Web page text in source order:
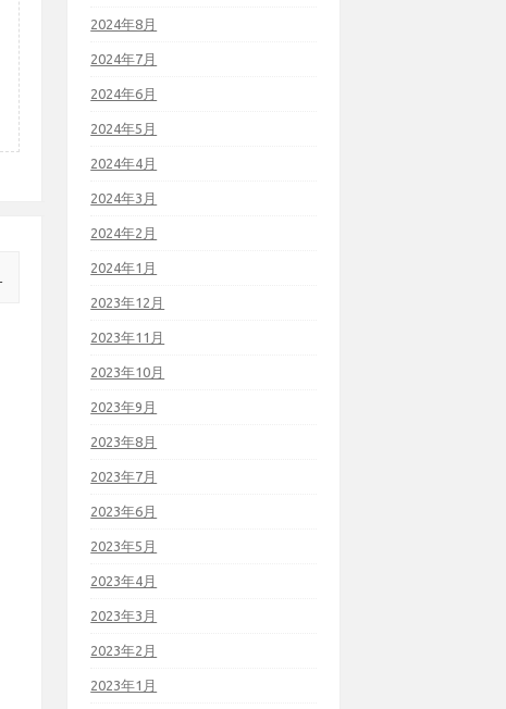
2024年8月
2024年7月
2024年6月
2024年5月
2024年4月
2024年3月
2024年2月
2024年1月
2023年12月
2023年11月
2023年10月
2023年9月
2023年8月
2023年7月
2023年6月
2023年5月
2023年4月
2023年3月
2023年2月
2023年1月